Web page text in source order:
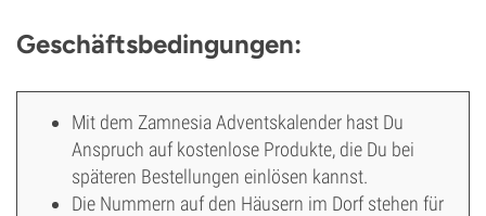
Geschäftsbedingungen:
Mit dem Zamnesia Adventskalender hast Du
Anspruch auf kostenlose Produkte, die Du bei
späteren Bestellungen einlösen kannst.
Die Nummern auf den Häusern im Dorf stehen für